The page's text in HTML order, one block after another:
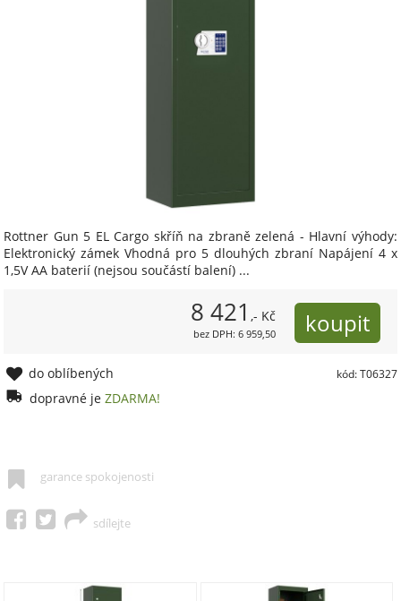
Rottner Gun 5 EL Cargo skříň na zbraně zelená - Hlavní výhody:
Elektronický zámek Vhodná pro 5 dlouhých zbraní Napájení 4 x
1,5V AA baterií (nejsou součástí balení) ...
8 421 ,- Kč
bez DPH: 6 959,50
kód: T06327
do oblíbených
dopravné jeZDARMA!
garance spokojenosti
sdílejte